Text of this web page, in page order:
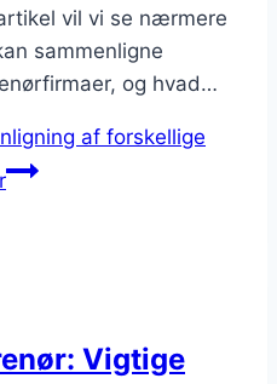
vil vi se nærmere
sammenligne
og hvad…
af forskellige
Vigtige